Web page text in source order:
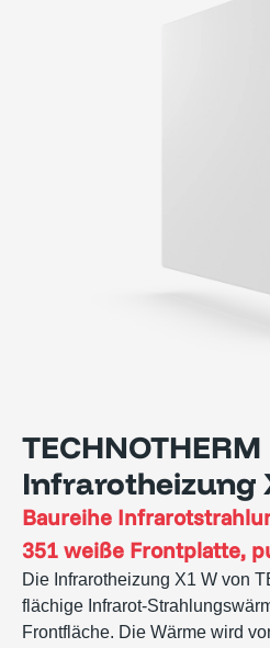
TECHNOTHERM
Infrarotheizung
Baureihe
351 weiße Frontplatte,
Die Infrarotheizung X1 W von
flächige Infrarot-
Frontfläche. Die Wärme wird